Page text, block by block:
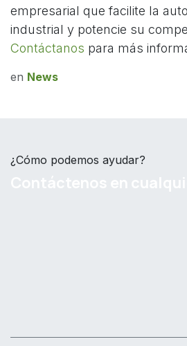
empresarial que facilite la
industrial y potencie su
Contáctanos para más
en News
¿Cómo podemos ayudar?